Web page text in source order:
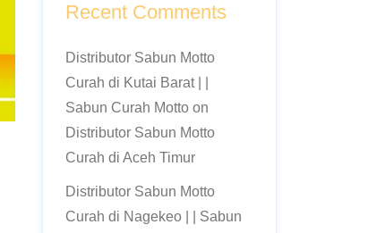
Recent Comments
Distributor Sabun Motto
Curah di Kutai Barat | |
Sabun Curah Mottoon
Distributor Sabun Motto
Curah di Aceh Timur
Distributor Sabun Motto
Curah di Nagekeo | | Sabun